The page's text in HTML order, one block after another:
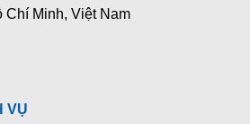
Minh, Việt Nam
VỤ